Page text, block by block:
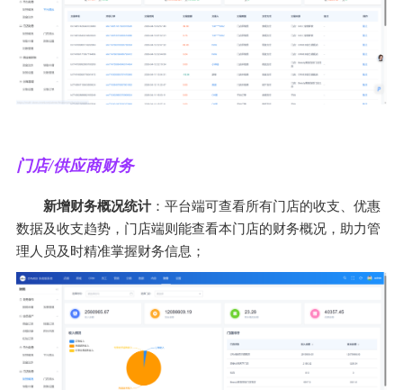
门店/供应商财务
新增财务概况统计：平台端可查看所有门店的收支、优惠
数据及收支趋势，门店端则能查看本门店的财务概况，助力管
理人员及时精准掌握财务信息；